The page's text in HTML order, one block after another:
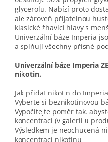
glycerolu. Nabízí proto
ale zároveň přijatelnou
klasické žhavící hlavy s
Univerzální báze Imperia
a splňují všechny přísné
Univerzální báze Imperia
nikotin.
Jak přidat nikotin do
Vyberte si beznikotinovou
Vypočítejte poměr tak,
koncentraci (v galerii u
Výsledkem je neochucená
koncentrací nikotinu